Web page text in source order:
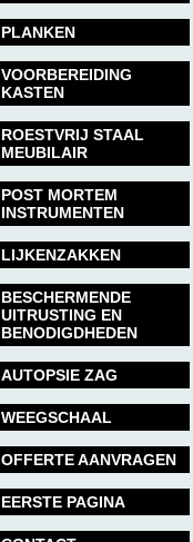
PLANKEN
VOORBEREIDING
KASTEN
ROESTVRIJ STAAL
MEUBILAIR
POST MORTEM
INSTRUMENTEN
LIJKENZAKKEN
BESCHERMENDE
UITRUSTING EN
BENODIGDHEDEN
AUTOPSIE ZAG
WEEGSCHAAL
OFFERTE AANVRAGEN
EERSTE PAGINA